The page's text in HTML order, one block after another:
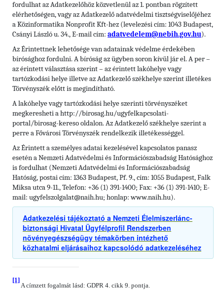
fordulhat az Adatkezelőhöz közvetlenül az 1. pontban rögzített
elérhetőségen, vagy az Adatkezelő adatvédelmi tisztségviselőjéhez
a Közinformatika Nonprofit Kft-hez (levelezési cím: 1043 Budapest,
Csányi László u. 34., E-mail cím: adatvedelem@nebih.gov.hu).
Az Érintettnek lehetősége van adatainak védelme érdekében
bírósághoz fordulni. A bíróság az ügyben soron kívül jár el. A per –
az érintett választása szerint – az érintett lakóhelye vagy
tartózkodási helye illetve az Adatkezelő székhelye szerint illetékes
Törvényszék előtt is megindítható.
A lakóhelye vagy tartózkodási helye szerinti törvényszéket
megkeresheti a http://birosag.hu/ugyfelkapcsolati-
portal/birosag-kereso oldalon. Az Adatkezelő székhelye szerint a
perre a Fővárosi Törvényszék rendelkezik illetékességgel.
Az Érintett a személyes adatai kezelésével kapcsolatos panasz
esetén a Nemzeti Adatvédelmi és Információszabadság Hatósághoz
is fordulhat (Nemzeti Adatvédelmi és Információszabadság
Hatóság, postai cím: 1363 Budapest, Pf. 9., cím: 1055 Budapest, Falk
Miksa utca 9-11., Telefon: +36 (1) 391-1400; Fax: +36 (1) 391-1410; E-
mail: ugyfelszolgalat@naih.hu; honlap: www.naih.hu).
Adatkezelési tájékoztató a Nemzeti Élelmiszerlánc-
biztonsági Hivatal Ügyfélprofil Rendszerben
növényegészségügy témakörben intézhető
közhatalmi eljárásaihoz kapcsolódó adatkezeléséhez
[1]
A címzett fogalmát lásd: GDPR 4. cikk 9. pontja.